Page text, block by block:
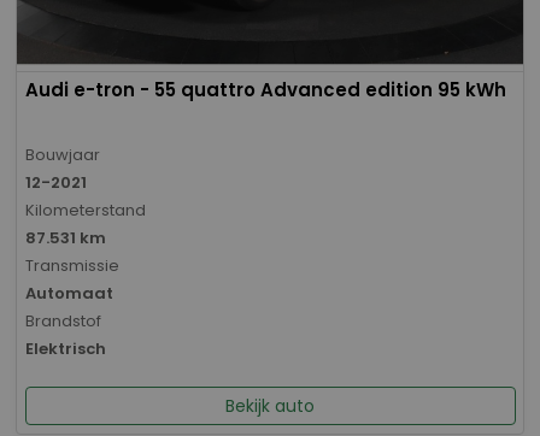
Audi e-tron - 55 quattro Advanced edition 95 kWh
Bouwjaar
12-2021
Kilometerstand
87.531 km
Transmissie
Automaat
Brandstof
Elektrisch
Bekijk auto